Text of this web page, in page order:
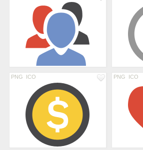
PNG ICO PNG ICO